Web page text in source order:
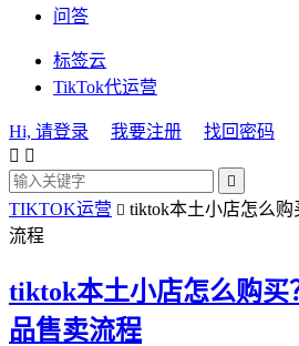
问答
标签云
TikTok代运营
Hi, 请登录 我要注册
找回密码
 

TIKTOK运营  tiktok本土小店怎么
流程
tiktok本土小店怎么购
品售卖流程